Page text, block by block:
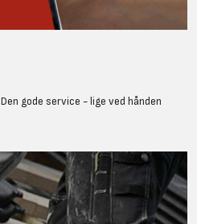
gode service - lige ved hånden